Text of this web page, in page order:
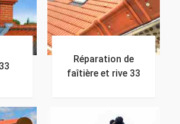
Réparation de
faîtière et rive 33